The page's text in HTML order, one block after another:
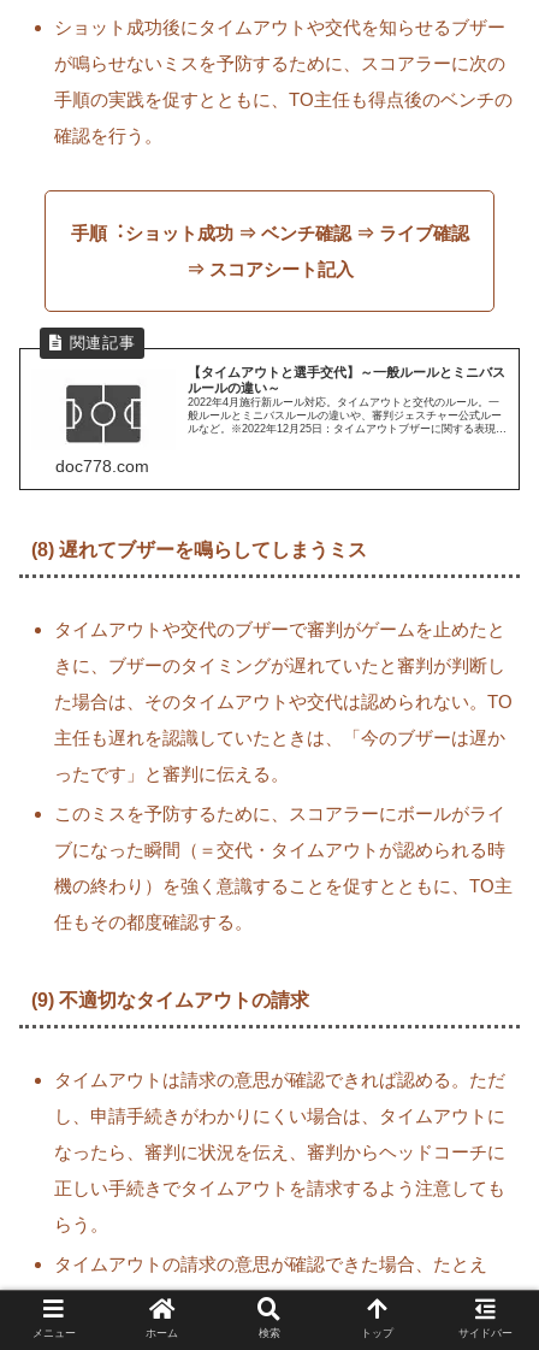
ショット成功後にタイムアウトや交代を知らせるブザー
が鳴らせないミスを予防するために、スコアラーに次の
手順の実践を促すとともに、TO主任も得点後のベンチの
確認を行う。
手順︓ショット成功 ⇒ ベンチ確認 ⇒ ライブ確認
⇒ スコアシート記入
【タイムアウトと選手交代】～一般ルールとミニバス
ルールの違い～
2022年4月施行新ルール対応。タイムアウトと交代のルール。一
般ルールとミニバスルールの違いや、審判ジェスチャー公式ルー
ルなど。※2022年12月25日：タイムアウトブザーに関する表現を
doc778.com
(8) 遅れてブザーを鳴らしてしまうミス
タイムアウトや交代のブザーで審判がゲームを止めたと
きに、ブザーのタイミングが遅れていたと審判が判断し
た場合は、そのタイムアウトや交代は認められない。TO
主任も遅れを認識していたときは、「今のブザーは遅か
ったです」と審判に伝える。
このミスを予防するために、スコアラーにボールがライ
ブになった瞬間（＝交代・タイムアウトが認められる時
機の終わり）を強く意識することを促すとともに、TO主
任もその都度確認する。
(9) 不適切なタイムアウトの請求
タイムアウトは請求の意思が確認できれば認める。ただ
し、申請手続きがわかりにくい場合は、タイムアウトに
なったら、審判に状況を伝え、審判からヘッドコーチに
正しい手続きでタイムアウトを請求するよう注意しても
らう。
タイムアウトの請求の意思が確認できた場合、たとえ
「得点されたらタイムアウト」という条件付きの請求で
あっても、ファウルや
バイオレーションなどでゲームク
メニュー ホーム 検索 トップ サイドバー